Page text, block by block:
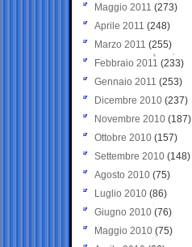
Maggio 2011 (273)
Aprile 2011 (248)
Marzo 2011 (255)
Febbraio 2011 (233)
Gennaio 2011 (253)
Dicembre 2010 (237)
Novembre 2010 (187)
Ottobre 2010 (157)
Settembre 2010 (148)
Agosto 2010 (75)
Luglio 2010 (86)
Giugno 2010 (76)
Maggio 2010 (75)